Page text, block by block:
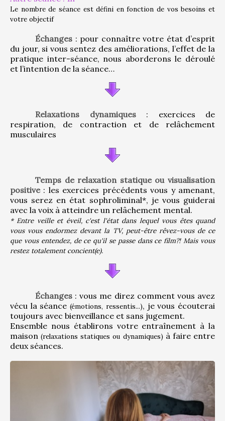
Le nombre de séance est défini en fonction de vos besoins et
votre objectif
Échanges : pour connaître votre état d’esprit
du jour, si vous sentez des améliorations, l’effet de la
pratique inter-séance, nous aborderons le déroulé
et l’intention de la séance…
Relaxations dynamiques : exercices de
respiration, de contraction et de relâchement
musculaires
Temps de relaxation statique ou visualisation
positive : les exercices précédents vous y amenant,
vous serez en état sophroliminal*, je vous guiderai
avec la voix à atteindre un relâchement mental.
* Entre veille et éveil, c'est l'état dans lequel vous êtes quand
vous vous endormez devant la TV, peut-être rêvez-vous de ce
que vous entendez, de ce qu'il se passe dans ce film?! Mais vous
restez totalement concient(e).
Échanges : vous me direz comment vous avez
vécu la séance (émotions, ressentis...), je vous écouterai
toujours avec bienveillance et sans jugement.
Ensemble nous établirons votre entraînement à la
maison (relaxations statiques ou dynamiques) à faire entre
deux séances.